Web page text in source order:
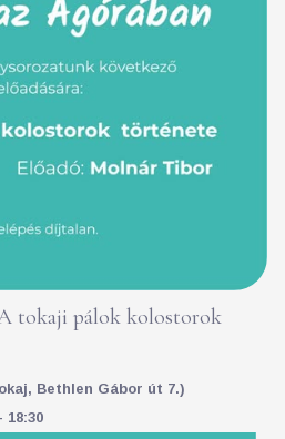
tokaji pálok kolostorok
Bethlen Gábor út 7.)
18:30